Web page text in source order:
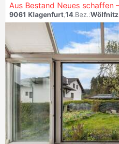
9061 Klagenfurt,14.Bez.:Wölfnitz